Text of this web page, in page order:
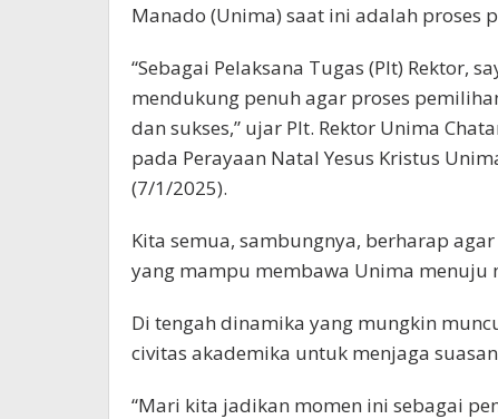
Manado (Unima) saat ini adalah proses
“Sebagai Pelaksana Tugas (Plt) Rektor,
mendukung penuh agar proses
dan sukses,” ujar Plt. Rektor Unima
pada Perayaan Natal Yesus Kristus
(7/1/2025).
Kita semua, sambungnya, berharap
yang mampu membawa Unima menuju
Di tengah dinamika yang mungkin
civitas akademika untuk menjaga
“Mari kita jadikan momen ini sebagai